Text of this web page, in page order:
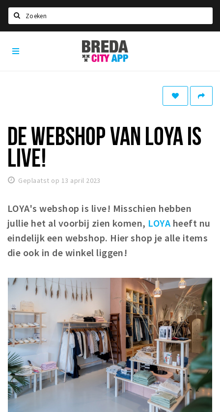
Home
Eten
Drinken
Slapen
Winkels
Winkelgebieden
Parkeren
Musea, theaters & podia
Uitjes & activiteiten
Toeristische routes
Natuurgebieden
Baroniepoorten
Sport
Privacy
Breda
City
App
DE WEBSHOP VAN LOYA IS
LIVE!
Geplaatst op 13 april 2023
LOYA's webshop is live! Misschien hebben
jullie het al voorbij zien komen, LOYA heeft nu
eindelijk een webshop. Hier shop je alle items
die ook in de winkel liggen!